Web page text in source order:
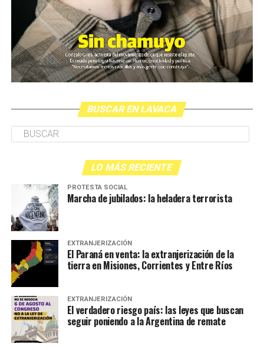
BUSCAR EN LAVACA
LO MÁS RECIENTE
PROTESTA SOCIAL
Marcha de jubilados: la heladera terrorista
EXTRANJERIZACIÓN
El Paraná en venta: la extranjerización de la
tierra en Misiones, Corrientes y Entre Ríos
EXTRANJERIZACIÓN
El verdadero riesgo país: las leyes que buscan
seguir poniendo a la Argentina de remate